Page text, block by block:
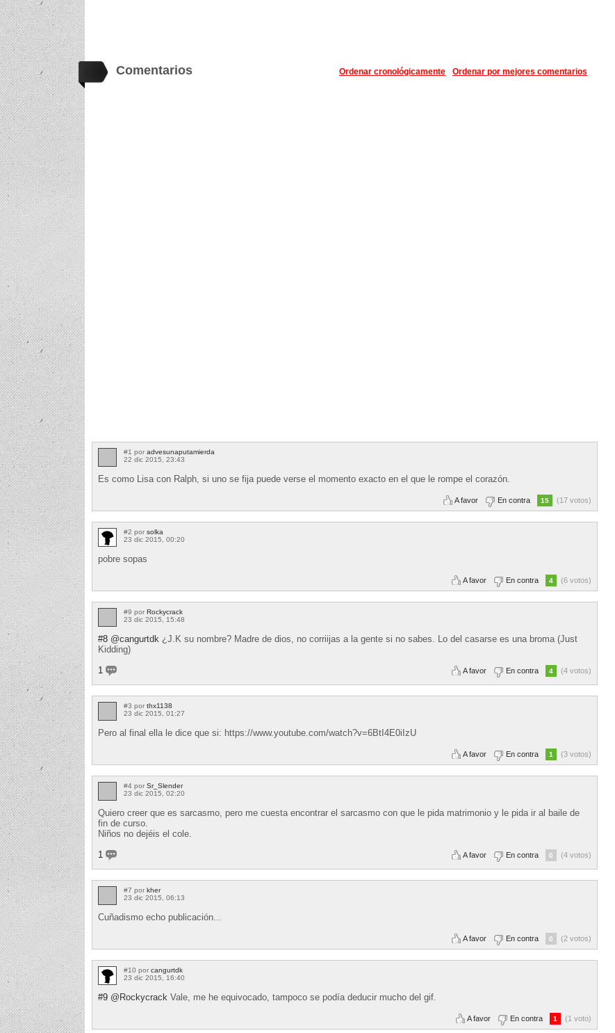
Comentarios Ordenar por mejores comentarios
Ordenar cronológicamente
#1 por advesunaputamierda
22 dic 2015, 23:43
Es como Lisa con Ralph, si uno se fija puede verse el momento exacto en el que le rompe el corazón.
A favor En contra 15 (17 votos)
#2 por solka
23 dic 2015, 00:20
pobre sopas
A favor En contra 4 (6 votos)
#9 por Rockycrack
23 dic 2015, 15:48
#8 @cangurtdk ¿J.K su nombre? Madre de dios, no corriijas a la gente si no sabes. Lo del casarse es una broma (Just
Kidding)
1
A favor En contra 4 (4 votos)
#3 por thx1138
23 dic 2015, 01:27
Pero al final ella le dice que si: https://www.youtube.com/watch?v=6BtI4E0iIzU
A favor En contra 1 (3 votos)
#4 por Sr_Slender
23 dic 2015, 02:20
Quiero creer que es sarcasmo, pero me cuesta encontrar el sarcasmo con que le pida matrimonio y le pida ir al baile de
fin de curso.
Niños no dejéis el cole.
1
A favor En contra 0 (4 votos)
#7 por kher
23 dic 2015, 06:13
Cuñadismo echo publicación...
A favor En contra 0 (2 votos)
#10 por cangurtdk
23 dic 2015, 16:40
#9 @Rockycrack Vale, me he equivocado, tampoco se podía deducir mucho del gif.
A favor En contra 1 (1 voto)